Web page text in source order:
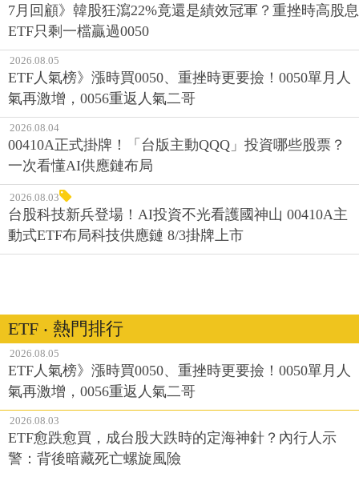
7月回顧》韓股狂瀉22%竟還是績效冠軍？重挫時高股息
ETF只剩一檔贏過0050
2026.08.05
ETF人氣榜》漲時買0050、重挫時更要撿！0050單月人
氣再激增，0056重返人氣二哥
2026.08.04
00410A正式掛牌！「台版主動QQQ」投資哪些股票？
一次看懂AI供應鏈布局
2026.08.03
台股科技新兵登場！AI投資不光看護國神山 00410A主
動式ETF布局科技供應鏈 8/3掛牌上市
ETF ‧ 熱門排行
2026.08.05
ETF人氣榜》漲時買0050、重挫時更要撿！0050單月人
氣再激增，0056重返人氣二哥
2026.08.03
ETF愈跌愈買，成台股大跌時的定海神針？內行人示
警：背後暗藏死亡螺旋風險